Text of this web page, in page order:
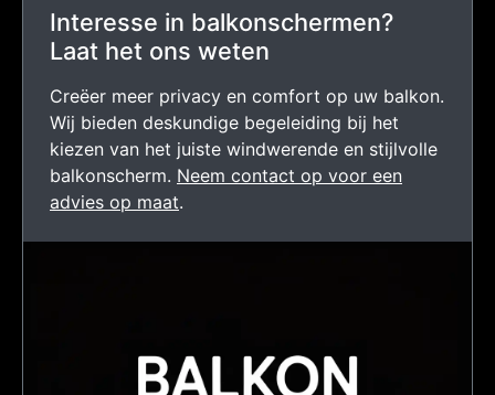
Interesse in balkonschermen?
Laat het ons weten
Creëer meer privacy en comfort op uw balkon.
Wij bieden deskundige begeleiding bij het
kiezen van het juiste windwerende en stijlvolle
balkonscherm. Neem contact op voor een
advies op maat.